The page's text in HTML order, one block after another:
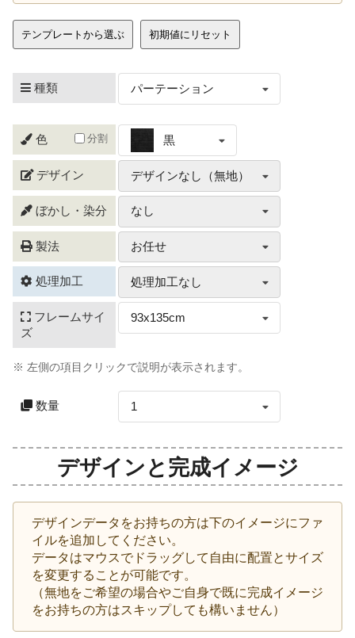
テンプレートから選ぶ 初期値にリセット
種類 パーテーション
色 分割 黒
デザイン デザインなし（無地）
ぼかし・染分 なし
製法 お任せ
処理加工 処理加工なし
フレームサイ
ズ
93x135cm
※ 左側の項目クリックで説明が表示されます。
数量 1
デザインと完成イメージ
デザインデータをお持ちの方は下のイメージにファ
イルを追加してください。
データはマウスでドラッグして自由に配置とサイズ
を変更することが可能です。
（無地をご希望の場合やご自身で既に完成イメージ
をお持ちの方はスキップしても構いません）